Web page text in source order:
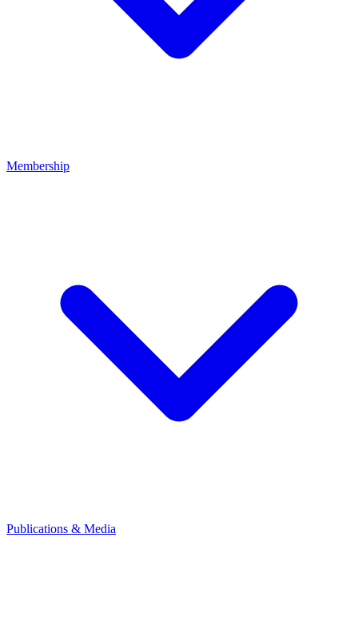
Membership
Publications & Media